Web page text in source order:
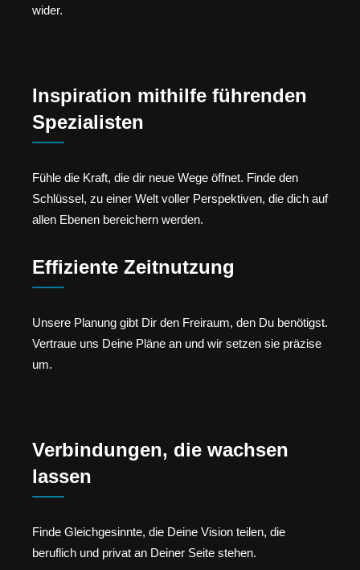
wider.
Inspiration mithilfe führenden
Spezialisten
Fühle die Kraft, die dir neue Wege öffnet. Finde den
Schlüssel, zu einer Welt voller Perspektiven, die dich auf
allen Ebenen bereichern werden.
Effiziente Zeitnutzung
Unsere Planung gibt Dir den Freiraum, den Du benötigst.
Vertraue uns Deine Pläne an und wir setzen sie präzise
um.
Verbindungen, die wachsen
lassen
Finde Gleichgesinnte, die Deine Vision teilen, die
beruflich und privat an Deiner Seite stehen.